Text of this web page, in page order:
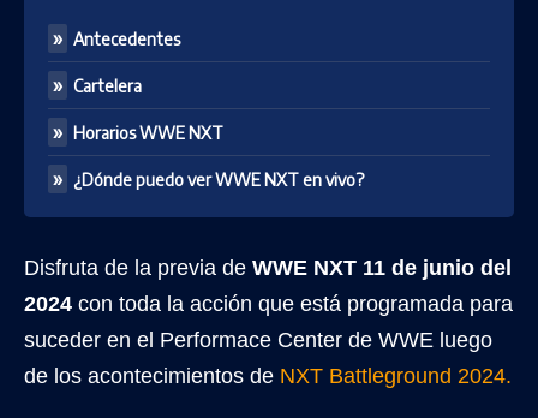
Antecedentes
Cartelera
Horarios WWE NXT
¿Dónde puedo ver WWE NXT en vivo?
Disfruta de la previa de WWE NXT 11 de junio del
2024 con toda la acción que está programada para
suceder en el Performace Center de WWE luego
de los acontecimientos de NXT Battleground 2024.